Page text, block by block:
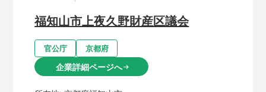
福知山市上夜久野財産区議会
官公庁 京都府
企業詳細ページへarrow_right_alt